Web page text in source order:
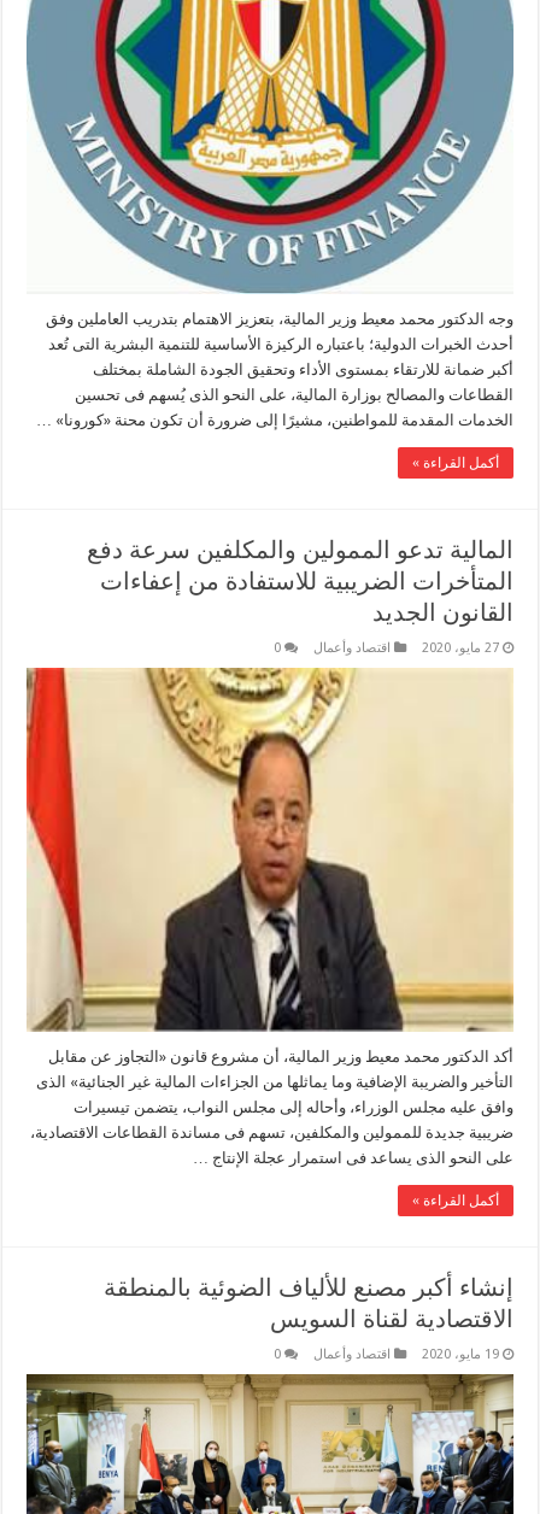
وجه الدكتور محمد معيط وزير المالية، بتعزيز الاهتمام بتدريب العاملين وفق
أحدث الخبرات الدولية؛ باعتباره الركيزة الأساسية للتنمية البشرية التى تُعد
أكبر ضمانة للارتقاء بمستوى الأداء وتحقيق الجودة الشاملة بمختلف
القطاعات والمصالح بوزارة المالية، على النحو الذى يُسهم فى تحسين
الخدمات المقدمة للمواطنين، مشيرًا إلى ضرورة أن تكون محنة «كورونا» …
أكمل القراءة »
المالية تدعو الممولين والمكلفين سرعة دفع
المتأخرات الضريبية للاستفادة من إعفاءات
القانون الجديد
27 مايو، 2020 اقتصاد وأعمال 0
أكد الدكتور محمد معيط وزير المالية، أن مشروع قانون «التجاوز عن مقابل
التأخير والضريبة الإضافية وما يماثلها من الجزاءات المالية غير الجنائية» الذى
وافق عليه مجلس الوزراء، وأحاله إلى مجلس النواب، يتضمن تيسيرات
ضريبية جديدة للممولين والمكلفين، تسهم فى مساندة القطاعات الاقتصادية،
على النحو الذى يساعد فى استمرار عجلة الإنتاج …
أكمل القراءة »
إنشاء أكبر مصنع للألياف الضوئية بالمنطقة
الاقتصادية لقناة السويس
19 مايو، 2020 اقتصاد وأعمال 0